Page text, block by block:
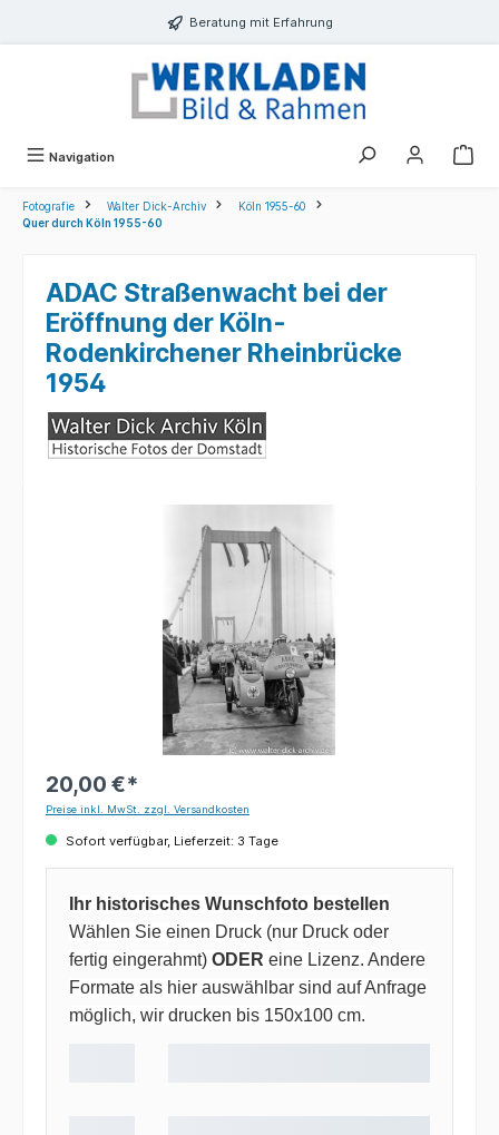
Beratung mit Erfahrung
Navigation
Fotografie Walter Dick-Archiv
Köln 1955-60
Quer durch Köln 1955-60
ADAC Straßenwacht bei der
Eröffnung der Köln-
Rodenkirchener Rheinbrücke
1954
20,00 €*
Preise inkl. MwSt. zzgl. Versandkosten
Sofort verfügbar, Lieferzeit: 3 Tage
Ihr historisches Wunschfoto bestellen
Wählen Sie einen Druck (nur Druck oder
fertig eingerahmt) ODER eine Lizenz. Andere
Formate als hier auswählbar sind auf Anfrage
möglich, wir drucken bis 150x100 cm.